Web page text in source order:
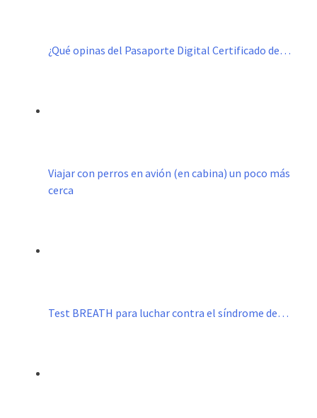
¿Qué opinas del Pasaporte Digital Certificado de…
Viajar con perros en avión (en cabina) un poco más
cerca
Test BREATH para luchar contra el síndrome de…